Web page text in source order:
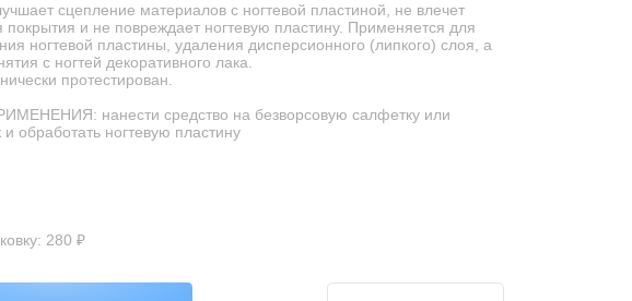
сцепление материалов с ногтевой пластиной, не влечет
покрытия и не повреждает ногтевую пластину. Применяется для
ногтевой пластины, удаления дисперсионного (липкого) слоя, а
с ногтей декоративного лака.
протестирован.
нанести средство на безворсовую салфетку или
и обработать ногтевую пластину
280 ₽